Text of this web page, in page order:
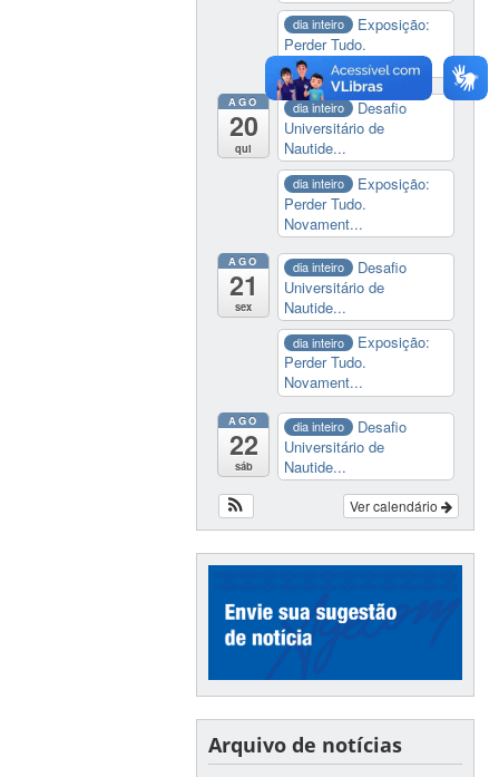
dia inteiro
Exposição:
Perder Tudo.
Novament...
AGO
20
qui
dia inteiro
Desafio
Universitário de
Nautide...
dia inteiro
Exposição:
Perder Tudo.
Novament...
AGO
21
sex
dia inteiro
Desafio
Universitário de
Nautide...
dia inteiro
Exposição:
Perder Tudo.
Novament...
AGO
22
sáb
dia inteiro
Desafio
Universitário de
Nautide...
Ver calendário
Arquivo de notícias